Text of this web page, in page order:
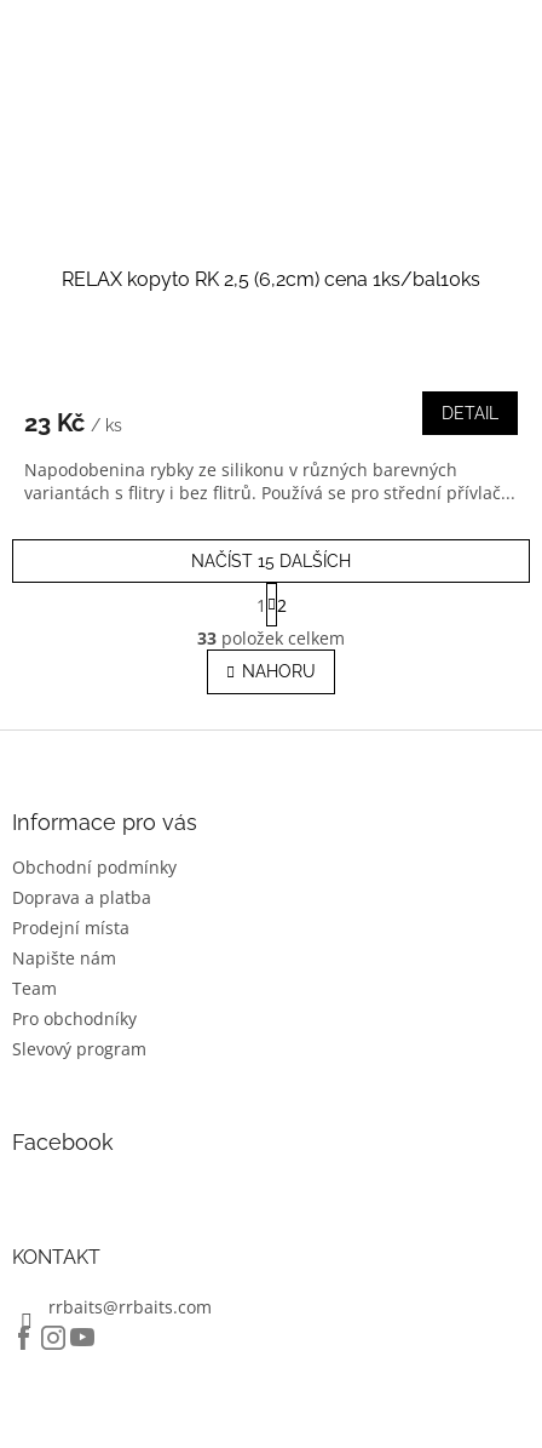
RELAX kopyto RK 2,5 (6,2cm) cena 1ks/bal10ks
23 Kč / ks
DETAIL
Napodobenina rybky ze silikonu v různých barevných
variantách s flitry i bez flitrů. Používá se pro střední přívlač...
O
v
l
á
NAČÍST 15 DALŠÍCH
t
r
á
n
k
v
1
2
33 položek celkem
NAHORU
Informace pro vás
Obchodní podmínky
Doprava a platba
Prodejní místa
Napište nám
Team
Pro obchodníky
Slevový program
Facebook
KONTAKT
rrbaits@rrbaits.com